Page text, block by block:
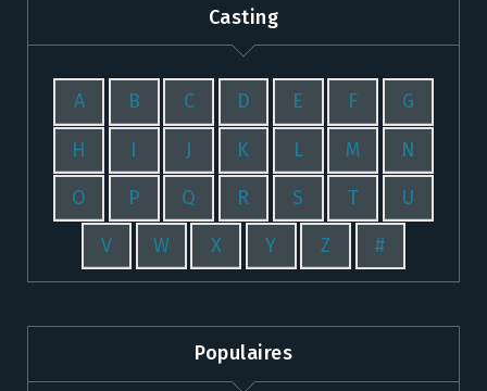
Casting
A B C D E F G
H I J K L M N
O P Q R S T U
V W X Y Z #
Populaires